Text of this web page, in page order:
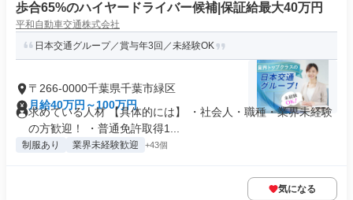
歩合65%のハイヤードライバー候補|保証給最大40万円
平和自動車交通株式会社
日本交通グループ／賞与年3回／未経験OK
〒266-0000千葉県千葉市緑区
月給40万円～100万円
求めている人材 【具体的には】 ・社会人・職種・業界未経験
の方歓迎！ ・普通免許取得1...
制服あり 業界未経験歓迎 +43個
気になる